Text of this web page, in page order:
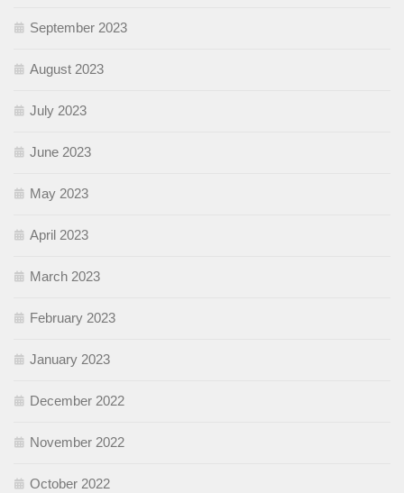
September 2023
August 2023
July 2023
June 2023
May 2023
April 2023
March 2023
February 2023
January 2023
December 2022
November 2022
October 2022